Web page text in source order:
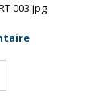
003.jpg